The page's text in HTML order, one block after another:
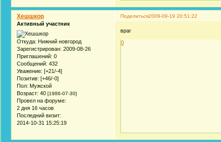
Поделиться2009-09-19 20:51:22
Хешшкор
Активный участник
Откуда: Нижний новгород
Зарегистрирован: 2009-08-26
Приглашений: 0
Сообщений: 432
Уважение: [+21/-4]
Позитив: [+46/-0]
Пол: Мужской
Возраст: 40 [1986-07-30]
Провел на форуме:
2 дня 16 часов
Последний визит:
2014-10-31 15:25:19
враг
0